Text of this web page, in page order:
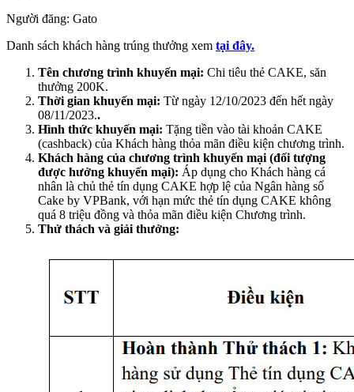
Người đăng: Gato
Danh sách khách hàng trúng thưởng xem tại đây.
Tên chương trình khuyến mại: Chi tiêu thẻ CAKE, săn
thưởng 200K.
Thời gian khuyến mại: Từ ngày 12/10/2023 đến hết ngày
08/11/2023..
Hình thức khuyến mại: Tặng tiền vào tài khoản CAKE
(cashback) của Khách hàng thỏa mãn điều kiện chương trình.
Khách hàng của chương trình khuyến mại (đối tượng
được hưởng khuyến mại): Áp dụng cho Khách hàng cá
nhân là chủ thẻ tín dụng CAKE hợp lệ của Ngân hàng số
Cake by VPBank, với hạn mức thẻ tín dụng CAKE không
quá 8 triệu đồng và thỏa mãn điều kiện Chương trình.
Thử thách và giải thưởng: